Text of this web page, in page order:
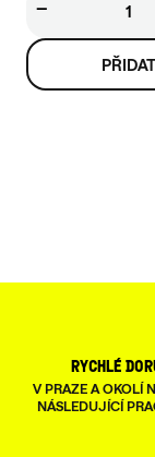
−
rychlé
V PRAZE A OKOLÍ
NÁSLEDUJÍCÍ